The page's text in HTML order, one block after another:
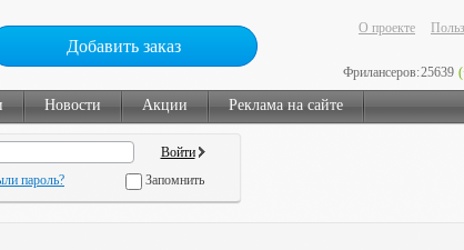
Добавить заказ
О проекте
Фрилансеров:25639
Новости Акции Реклама на сайте
пароль? Запомнить